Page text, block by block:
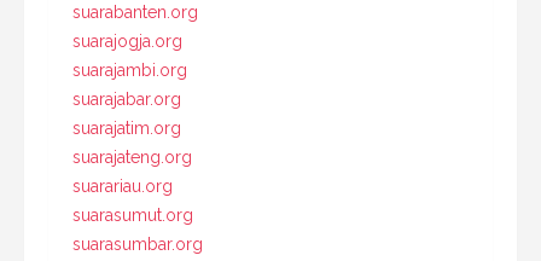
suarabanten.org
suarajogja.org
suarajambi.org
suarajabar.org
suarajatim.org
suarajateng.org
suarariau.org
suarasumut.org
suarasumbar.org